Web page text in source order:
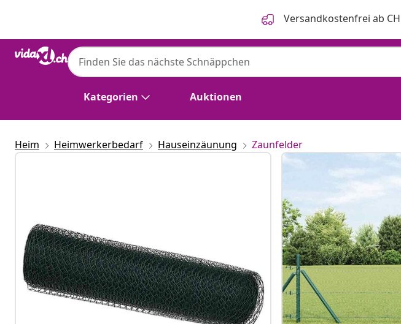
Versandkostenfrei ab
Kategorien Auktionen
Heim Heimwerkerbedarf Hauseinzäunung Zaunfelder